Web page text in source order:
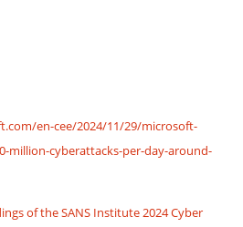
en-cee/2024/11/29/microsoft-
million-cyberattacks-per-day-around-
of the SANS Institute 2024 Cyber